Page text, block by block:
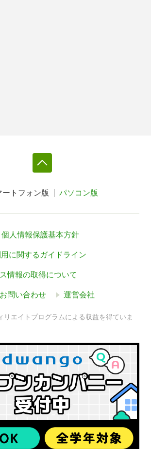
ートフォン版 パソコン版
個人情報保護基本方針
に関するガイドライン
情報の取得について
問い合わせ 運営会社
リエイトプログラムによる収益を得ていま